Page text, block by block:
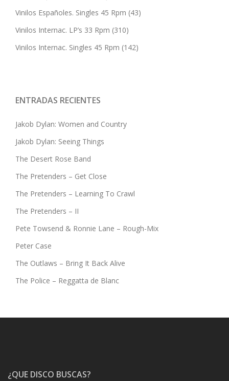
Vinilos Españoles. Singles 45 Rpm (43)
Vinilos Internac. LP’s 33 Rpm (310)
Vinilos Internac. Singles 45 Rpm (142)
ENTRADAS RECIENTES
Jakob Dylan: Women and Country
Jakob Dylan: Seeing Things
The Desert Rose Band
The Pretenders – Get Close
The Pretenders – Learning To Crawl
The Pretenders – II
Pete Towsend & Ronnie Lane – Rough-Mix
Peter Case
The Outlaws – Bring It Back Alive
The Police – Reggatta de Blanc
¿QUE DISCO BUSCAS?